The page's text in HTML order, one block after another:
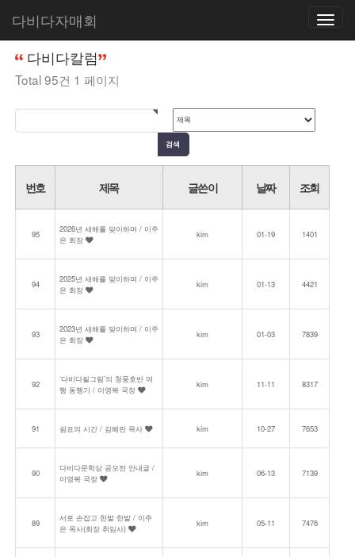
Toggle
다비다자매회
홈 커뮤니티
다비다칼럼
Total 95건 1 페이지
번호 제목 글쓴이 날짜 조회
95
2026년 새해를 맞이하며 / 이주
은 회장
kim 01-19 1401
94
2025년 새해를 맞이하며 / 이주
은 회장
kim 01-13 4421
93
2023년 새해를 맞이하며 / 이주
은 회장
kim 01-03 7839
92
‘다비다필그림’의 청풍호반 여
행 동행기 / 이영복 국장
kim 11-11 8317
91 쉼표의 시간 / 김혜란 목사 kim 10-27 7653
90
다비다문학상 공모전 안내글 /
이영복 국장
kim 06-13 7139
89
서로 손잡고 한발 한발 / 이주
은 목사(회장 취임사)
kim 05-11 7476